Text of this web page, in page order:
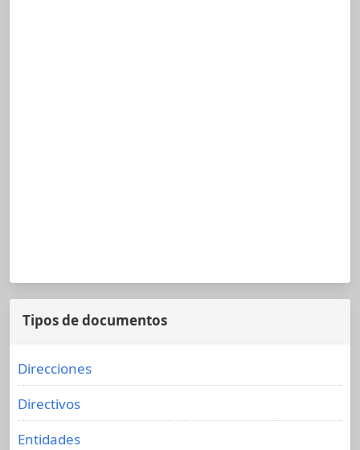
Tipos de documentos
Direcciones
Directivos
Entidades